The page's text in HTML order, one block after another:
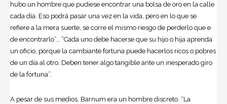
hubo un hombre que pudiese encontrar una bolsa de oro en la calle
cada día. Eso podrá pasar una vez en la vida, pero en lo que se
refiere a la mera suerte, se corre el mismo riesgo de perderlo que e
de encontrarlo”… “Cada uno debe hacerse que su hijo o hija aprenda
un oficio, porque la cambiante fortuna puede hacerlos ricos o pobres
de un día al otro. Deben tener algo tangible ante un inesperado giro
de la fortuna”.
A pesar de sus medios, Barnum era un hombre discreto. “La